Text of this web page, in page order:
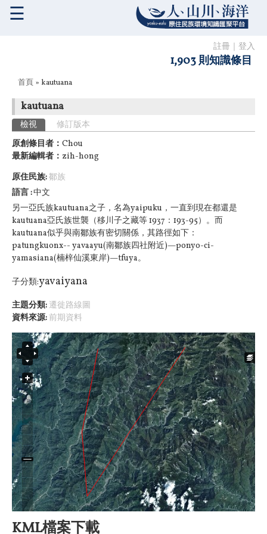
註冊 登入
1,903 則知識條目
☰
您在這裡
首頁 » kautuana
kautuana
主要索引標籤
檢視 (作用中頁籤)
修訂版本
原創條目者： Chou
最新編輯者： zih-hong
原住民族:鄒族
語言 中文
另一亞氏族kautuana之子，名為yaipuku，一直到現在都還是
kautuana亞氏族世襲（移川子之藏等 1937：193-95）。而
kautuana似乎與南鄒族有密切關係，其路徑如下：
patungkuonx-- yavaayu(南鄒族四社附近)—ponyo-ci-
yamasiana(楠梓仙溪東岸)—tfuya。
子分類:yavaiyana
主題分類:遷徙路線圖
資料來源:前期資料
KML檔案下載